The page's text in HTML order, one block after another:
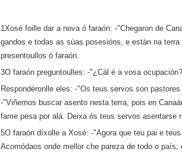
1Xosé foille dar a nova ó faraón: ‑"Chegaron de
gandos e todas as súas posesións, e están na
presentoullos ó faraón.
3O faraón preguntoulles: ‑"¿Cál é a vosa
Respondéronlle eles: ‑"Os teus servos son
‑"Viñemos buscar asento nesta terra, pois en
fame pesa por alá. Deixa ós teus servos asentarse
5O faraón díxolle a Xosé: ‑"Agora que teu pai e
Acomódaos onde mellor che pareza de todo o